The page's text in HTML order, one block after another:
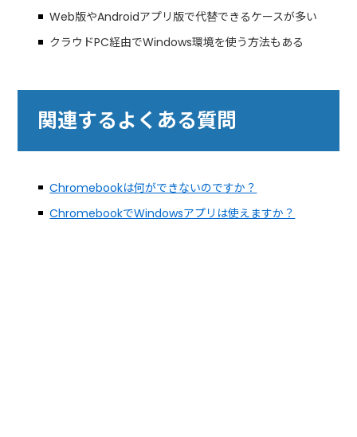
Web版やAndroidアプリ版で代替できるケースが多い
クラウドPC経由でWindows環境を使う方法もある
関連するよくある質問
Chromebookは何ができないのですか？
ChromebookでWindowsアプリは使えますか？